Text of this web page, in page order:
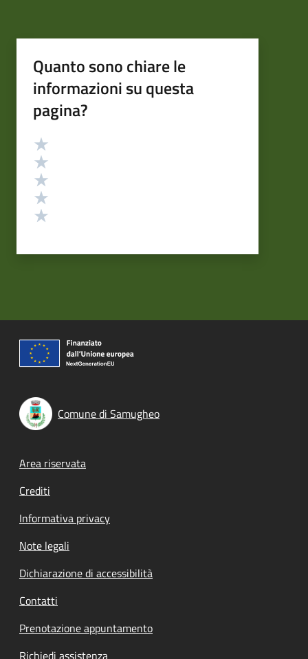
Quanto sono chiare le
informazioni su questa
pagina?
Valutazione
Comune di Samugheo
Footer menu
Area riservata
Crediti
Informativa privacy
Note legali
Dichiarazione di accessibilità
Contatti
Prenotazione appuntamento
Richiedi assistenza